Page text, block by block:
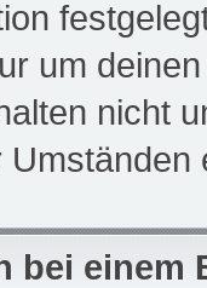
um
nicht
bei einem